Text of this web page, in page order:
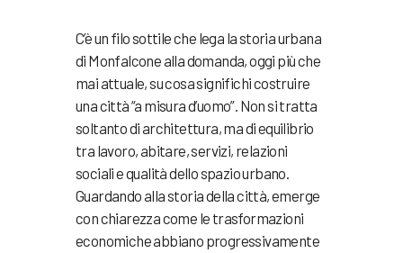
C’è un filo sottile che lega la storia urbana
di Monfalcone alla domanda, oggi più che
mai attuale, su cosa significhi costruire
una città “a misura d’uomo”. Non si tratta
soltanto di architettura, ma di equilibrio
tra lavoro, abitare, servizi, relazioni
sociali e qualità dello spazio urbano.
Guardando alla storia della città, emerge
con chiarezza come le trasformazioni
economiche abbiano progressivamente